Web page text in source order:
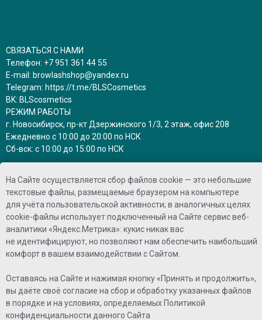
СВЯЗАТЬСЯ С НАМИ
Телефон: +7 951 361 44 55
E-mail: browlashshop@yandex.ru
Telegram: https://t.me/BLSCosmetics
BK: BLScosmetics
РЕЖИМ РАБОТЫ
г. Новосибирск, пр-кт Дзержинского 1/3, 2 этаж, офис 208
Ежедневно с 10:00 до 20:00 по НСК
Сб-вск: с 10:00 до 15:00 по НСК
и обрабатываются в рабочее время
ПРИНИМАЕМ К ОПЛАТЕ
©2025 - Brow Lash shop
На Сайте осуществляется сбор файлов cookie — это небольшие
текстовые файлы, размещаемые браузером на компьютере
для учёта пользовательской активности; в аналогичных целях
cookie-файлы использует подключенный на Сайте сервис веб-
аналитики «Яндекс.Метрика»: кукис никак вас
не идентифицируют, но позволяют нам обеспечить наибольший
комфорт в вашем взаимодействии с Сайтом.
Оставаясь на Сайте и нажимая кнопку «Принять и продолжить»,
вы даёте своё согласие на сбор и обработку указанных файлов
в порядке и на условиях, определяемых Политикой
конфиденциальности данного Сайта